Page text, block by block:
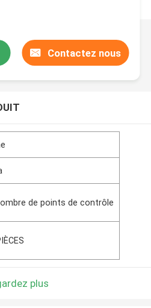
Contactez nous
de points de contrôle
plus